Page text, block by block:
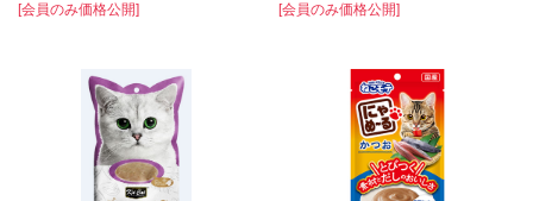
[会員のみ価格公開] [会員のみ価格公開]